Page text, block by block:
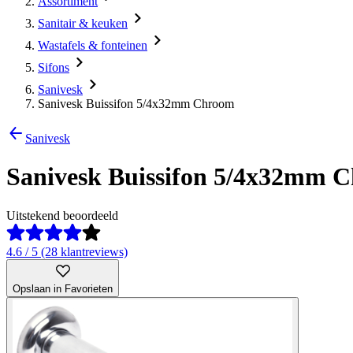
Sanitair & keuken
Wastafels & fonteinen
Sifons
Sanivesk
Sanivesk Buissifon 5/4x32mm Chroom
Sanivesk
Sanivesk Buissifon 5/4x32mm
Uitstekend beoordeeld
4.6 / 5 (28 klantreviews)
Opslaan in Favorieten